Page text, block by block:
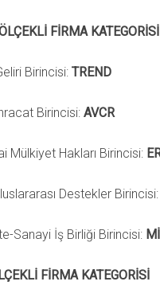
FİRMA KATEGORİSİ
Birincisi: TREND
Birincisi: AVCR
Mülkiyet Hakları Birincisi:
Destekler Birincisi:
Sanayi İş Birliği Birincisi:
FİRMA KATEGORİSİ